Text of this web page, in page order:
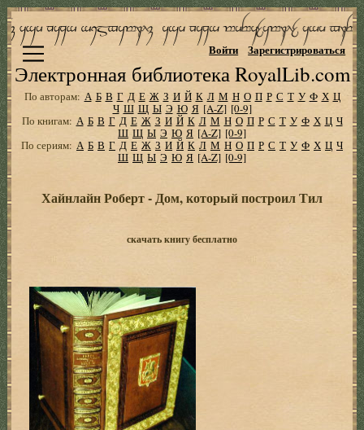
Электронная библиотека RoyalLib.com
Войти Зарегистрироваться
По авторам: А Б В Г Д Е Ж З И Й К Л М Н О П Р С Т У Ф Х Ц
Ч Ш Щ Ы Э Ю Я [A-Z] [0-9]
По книгам: А Б В Г Д Е Ж З И Й К Л М Н О П Р С Т У Ф Х Ц Ч
Ш Щ Ы Э Ю Я [A-Z] [0-9]
По сериям: А Б В Г Д Е Ж З И Й К Л М Н О П Р С Т У Ф Х Ц Ч
Ш Щ Ы Э Ю Я [A-Z] [0-9]
Хайнлайн Роберт - Дом, который построил Тил
скачать книгу бесплатно